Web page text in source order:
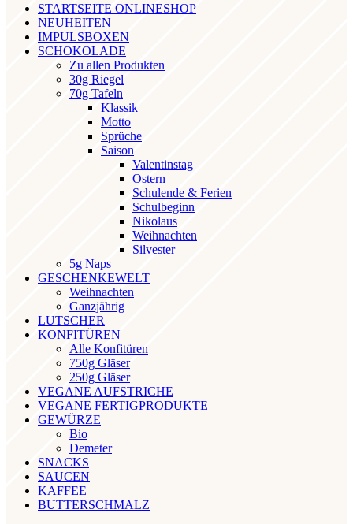
STARTSEITE ONLINESHOP
NEUHEITEN
IMPULSBOXEN
SCHOKOLADE
Zu allen Produkten
30g Riegel
70g Tafeln
Klassik
Motto
Sprüche
Saison
Valentinstag
Ostern
Schulende & Ferien
Schulbeginn
Nikolaus
Weihnachten
Silvester
5g Naps
GESCHENKEWELT
Weihnachten
Ganzjährig
LUTSCHER
KONFITÜREN
Alle Konfitüren
750g Gläser
250g Gläser
VEGANE AUFSTRICHE
VEGANE FERTIGPRODUKTE
GEWÜRZE
Bio
Demeter
SNACKS
SAUCEN
KAFFEE
BUTTERSCHMALZ